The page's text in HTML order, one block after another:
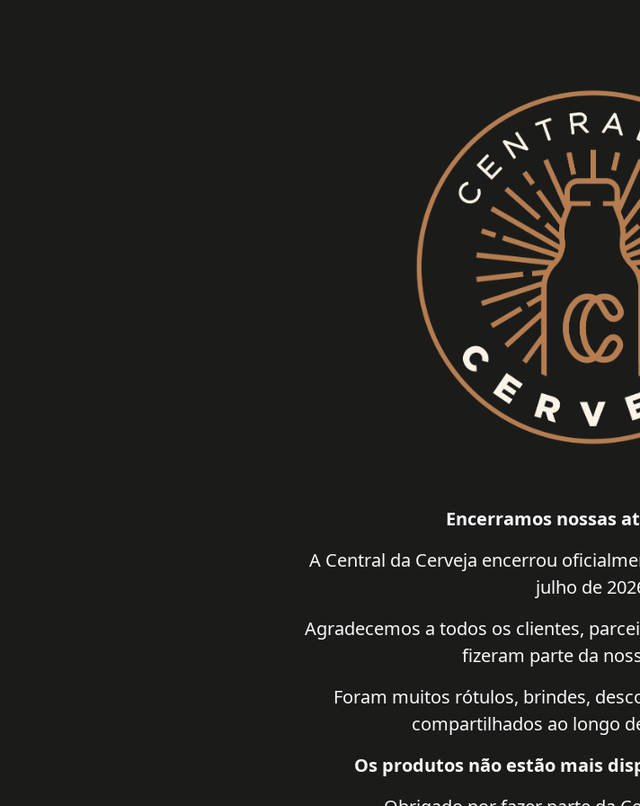
Encerramos nossas
A Central da Cerveja encerrou
julho de
Agradecemos a todos os clientes,
fizeram parte da
Foram muitos rótulos, brindes,
compartilhados ao longo
Os produtos não estão mais